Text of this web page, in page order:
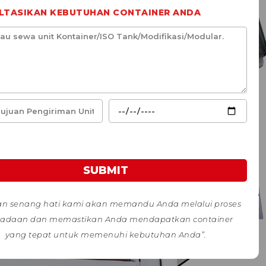
KEBUTUHAN CONTAINER ANDA
SUBMIT
senang hati kami akan memandu Anda melalui proses
dan memastikan Anda mendapatkan container
yang tepat untuk memenuhi kebutuhan Anda”.